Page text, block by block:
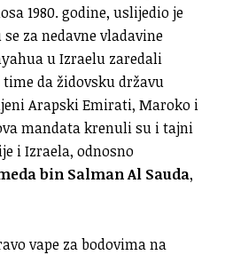
1980. godine, uslijedio je
se za nedavne vladavine
u Izraelu zaredali
da židovsku državu
Arapski Emirati, Maroko i
mandata krenuli su i tajni
i Izraela, odnosno
bin Salman Al Sauda,
vape za bodovima na